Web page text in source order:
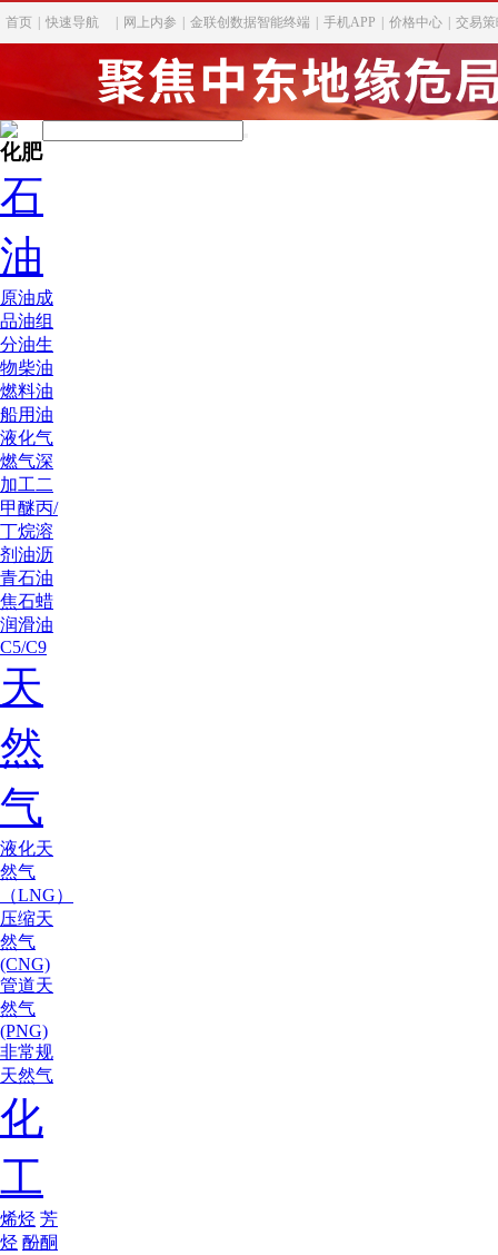
首页 快速导航 网上内参 金联创数据智能终端 手机APP 价格中心 交易
化肥
石
油
原油成
品油组
分油生
物柴油
燃料油
船用油
液化气
燃气深
加工二
甲醚丙/
丁烷溶
剂油沥
青石油
焦石蜡
润滑油
C5/C9
天
然
气
液化天
然气
（LNG）
压缩天
然气
(CNG)
管道天
然气
(PNG)
非常规
天然气
化
工
烯烃 芳
烃 酚酮